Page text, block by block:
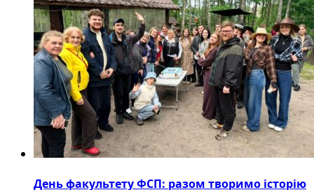
День факультету ФСП: разом творимо історію